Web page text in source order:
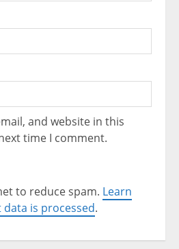
and website in this
time I comment.
to reduce spam. Learn
is processed.